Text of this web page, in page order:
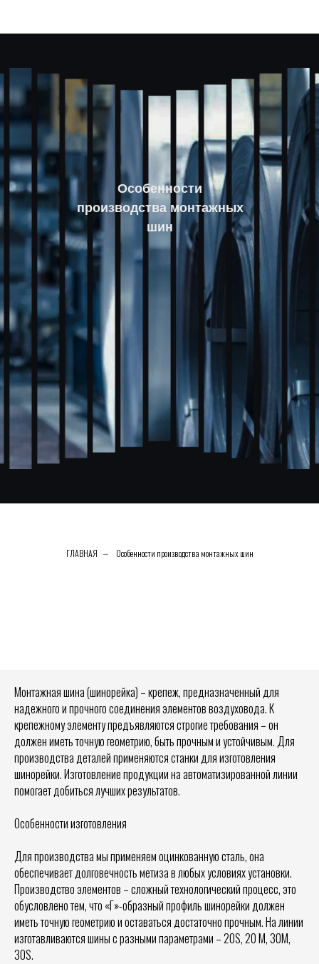
Особенности
производства монтажных
шин
ГЛАВНАЯ → Особенности производства монтажных шин
Монтажная шина (шинорейка) – крепеж, предназначенный для
надежного и прочного соединения элементов воздуховода. К
крепежному элементу предъявляются строгие требования – он
должен иметь точную геометрию, быть прочным и устойчивым. Для
производства деталей применяются станки для изготовления
шинорейки. Изготовление продукции на автоматизированной линии
помогает добиться лучших результатов.
Особенности изготовления
Для производства мы применяем оцинкованную сталь, она
обеспечивает долговечность метиза в любых условиях установки.
Производство элементов – сложный технологический процесс, это
обусловлено тем, что «Г»-образный профиль шинорейки должен
иметь точную геометрию и оставаться достаточно прочным. На линии
изготавливаются шины с разными параметрами – 20S, 20 M, 30M,
30S.